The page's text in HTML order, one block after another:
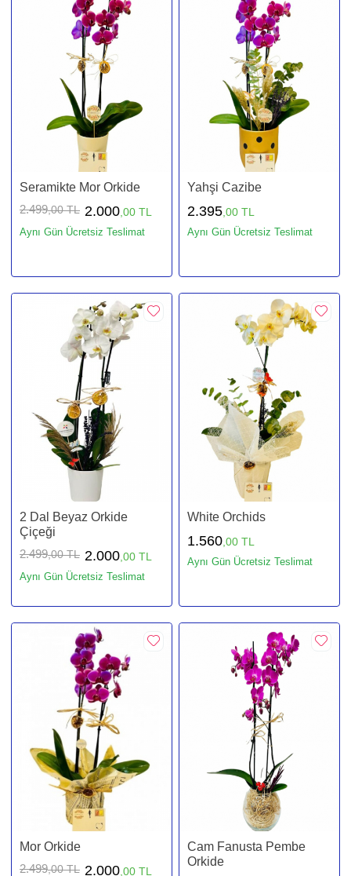
Seramikte Mor Orkide
2.499,00 TL 2.000 ,00 TL
Aynı Gün Ücretsiz Teslimat
Yahşi Cazibe
2.395 ,00 TL
Aynı Gün Ücretsiz Teslimat
2 Dal Beyaz Orkide
Çiçeği
2.499,00 TL 2.000 ,00 TL
Aynı Gün Ücretsiz Teslimat
White Orchids
1.560 ,00 TL
Aynı Gün Ücretsiz Teslimat
Mor Orkide
2.499,00 TL 2.000 ,00 TL
Cam Fanusta Pembe
Orkide